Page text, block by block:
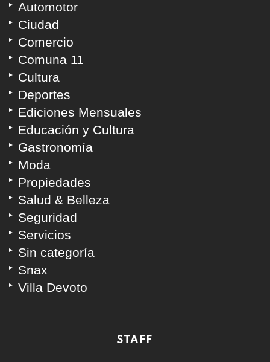
Automotor
Ciudad
Comercio
Comuna 11
Cultura
Deportes
Ediciones Mensuales
Educación y Cultura
Gastronomía
Moda
Propiedades
Salud & Belleza
Seguridad
Servicios
Sin categoría
Snax
Villa Devoto
STAFF